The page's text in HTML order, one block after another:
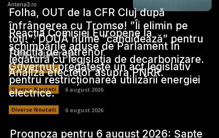
Antena3.ro
Stiri Diverse:
Folha, OUT de la CFR Cluj după
înfrângerea cu Tromsø! ”Îi elimin pe
toți!”. DOUĂ nume ”candidează” pentru
funcția de antrenor
Diverse Noutati 6 august 2026
Reacția Comisiei Europene la
schimbările aduse de Parlament în
legătură cu legislația de decarbonizare.
Analiza efectelor asupra PNRR.
Diverse Noutati 6 august 2026
Guvernul pregătește un act legislativ
pentru restricționarea utilizării energiei
electrice.
Diverse Noutati 6 august 2026
Prognoza pentru 6 august 2026: Șapte